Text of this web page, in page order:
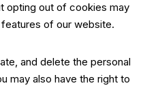
opting out of cookies may
of our website.
and delete the personal
may also have the right to